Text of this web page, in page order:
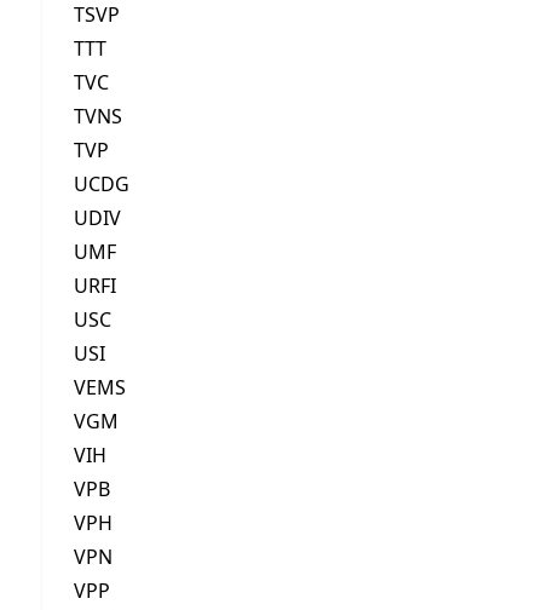
TSVP
TTT
TVC
TVNS
TVP
UCDG
UDIV
UMF
URFI
USC
USI
VEMS
VGM
VIH
VPB
VPH
VPN
VPP